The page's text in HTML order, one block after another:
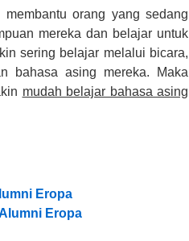
orang yang sedang
mereka dan belajar untuk
sering belajar melalui bicara,
bahasa asing mereka. Maka
mudah belajar bahasa asing
Eropa
Eropa